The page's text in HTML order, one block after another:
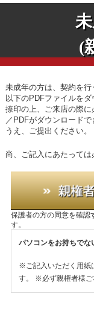
(
未成年の方は、契約を行
以下のPDFファイルを
捺印の上、ご来店の際に
／PDFがダウンロード
うえ、ご提出ください。
尚、ご記入にあたっては
保護者の方の同意を確認
す。
パソコンをお持ちでな
※ご記入いただく用紙
す。
※必ず親権者様ご